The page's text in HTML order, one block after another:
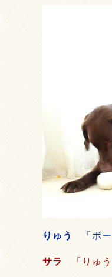
りゅう
「ボー
サラ
「りゅう